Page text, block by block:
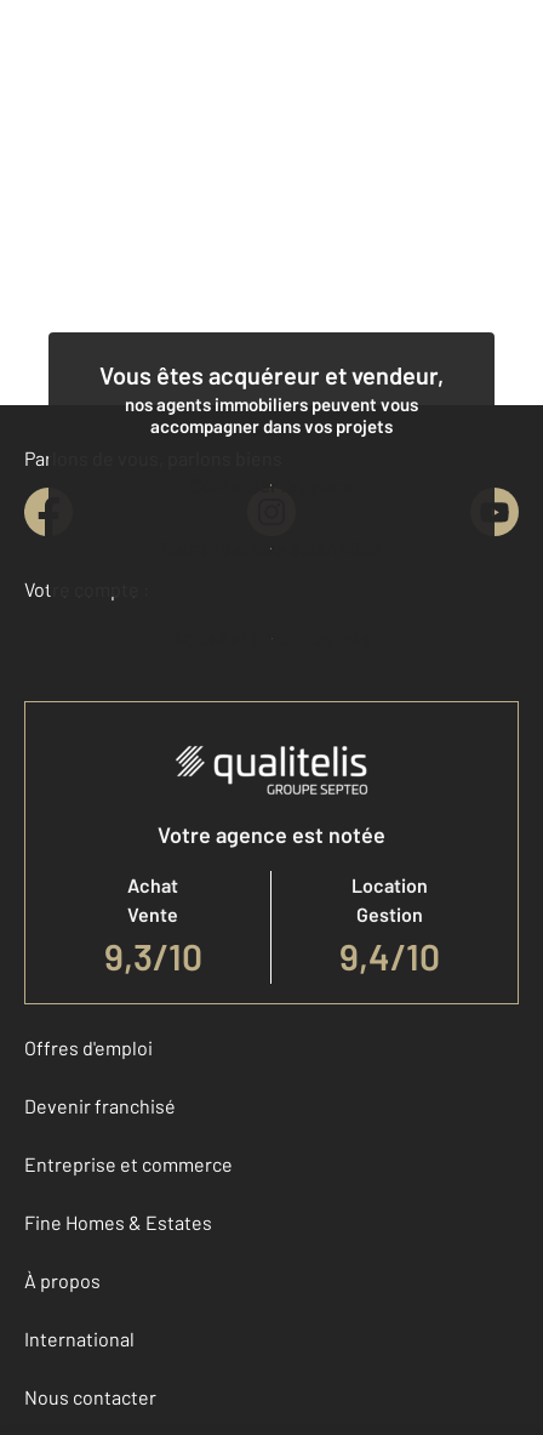
Vous êtes acquéreur et vendeur,
nos agents immobiliers peuvent vous
accompagner dans vos projets
Contacter l'agence
Demander une estimation
Parlons de vous, parlons biens
Votre compte :
Accéder à mon compte
Votre agence est notée
Achat
Vente
9,3/10
Location
Gestion
9,4/10
Offres d'emploi
Devenir franchisé
Entreprise et commerce
Fine Homes & Estates
À propos
International
Nous contacter